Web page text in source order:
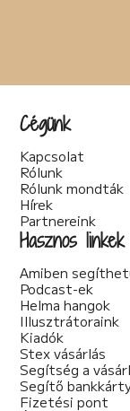
Cégünk
Kapcsolat
Rólunk
Rólunk mondták
Hírek
Partnereink
Hasznos linkek
Amiben
Podcast-ek
Helma hangok
Illusztrátoraink
Kiadók
Stex vásárlás
Segítség a
Segítő
Fizetési pont